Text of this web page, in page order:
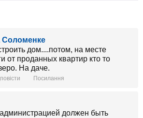
Соломенке
дом....потом, на месте
от проданных квартир кто то
На даче.
Посилання
должен быть